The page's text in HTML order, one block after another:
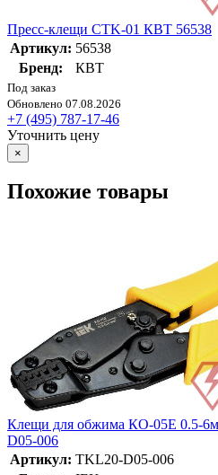
Пресс-клещи CTK-01 КВТ 56538
Артикул: 56538
Бренд:
КВТ
Под заказ
Обновлено 07.08.2026
+7 (495) 787-17-46
Уточнить цену
×
Похожие товары
Клещи для обжима КО-05Е 0.5-
D05-006
Артикул: TKL20-D05-006